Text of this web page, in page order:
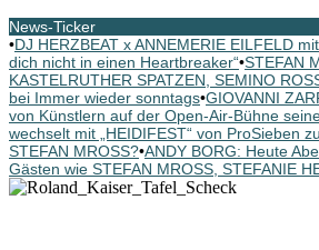
News-Ticker
•DJ HERZBEAT x ANNEMERIE EILFELD
dich nicht in einen Heartbreaker“•STEFAN
KASTELRUTHER SPATZEN, SEMINO
bei Immer wieder sonntags•GIOVANNI
von Künstlern auf der Open-Air-Bühne
wechselt mit „HEIDIFEST“ von ProSieben
STEFAN MROSS?•ANDY BORG: Heute
Gästen wie STEFAN MROSS, STEFANIE